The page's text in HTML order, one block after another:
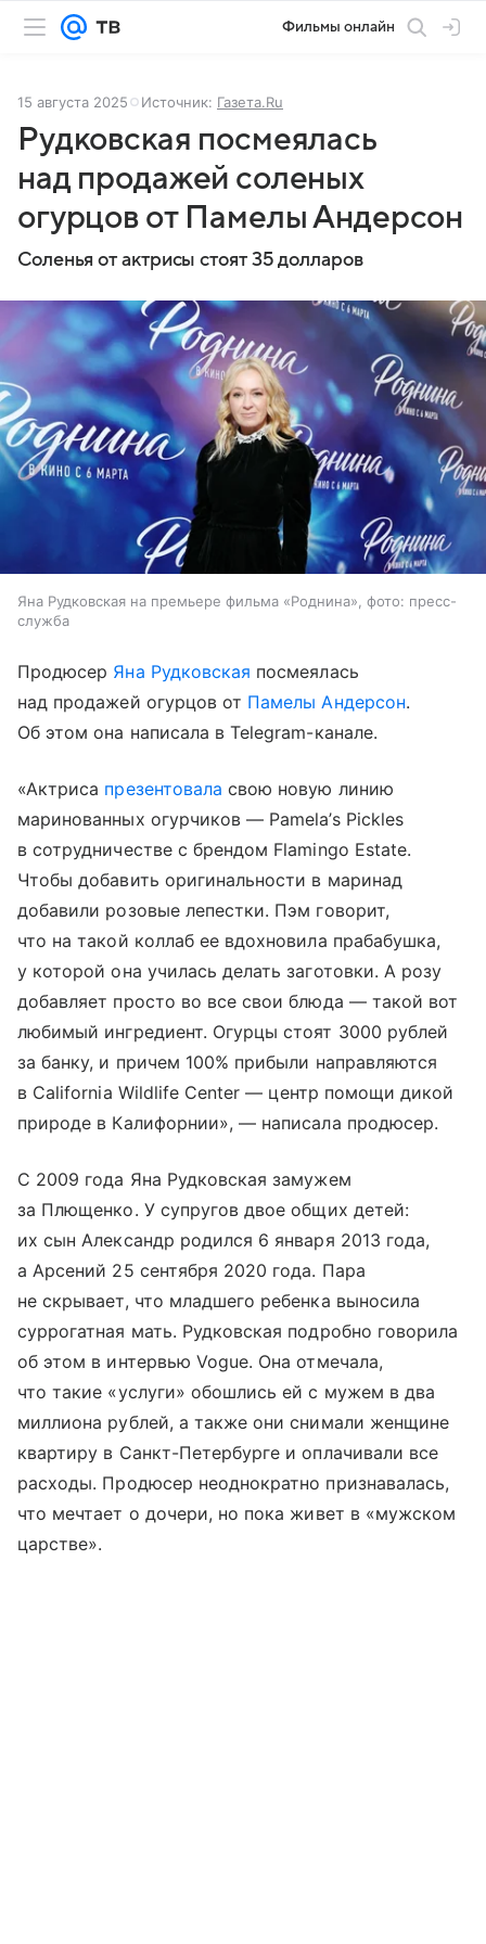
Фильмы онлайн
15 августа 2025 Источник: Газета.Ru
Рудковская посмеялась
над продажей соленых
огурцов от Памелы Андерсон
Соленья от актрисы стоят 35 долларов
Яна Рудковская на премьере фильма «Роднина», фото: пресс-
служба
Продюсер Яна Рудковская посмеялась
над продажей огурцов от Памелы Андерсон.
Об этом она написала в Telegram-канале.
«Актриса презентовала свою новую линию
маринованных огурчиков — Pamela’s Pickles
в сотрудничестве с брендом Flamingo Estate.
Чтобы добавить оригинальности в маринад
добавили розовые лепестки. Пэм говорит,
что на такой коллаб ее вдохновила прабабушка,
у которой она училась делать заготовки. А розу
добавляет просто во все свои блюда — такой вот
любимый ингредиент. Огурцы стоят 3000 рублей
за банку, и причем 100% прибыли направляются
в California Wildlife Center — центр помощи дикой
природе в Калифорнии», — написала продюсер.
С 2009 года Яна Рудковская замужем
за Плющенко. У супругов двое общих детей:
их сын Александр родился 6 января 2013 года,
а Арсений 25 сентября 2020 года. Пара
не скрывает, что младшего ребенка выносила
суррогатная мать. Рудковская подробно говорила
об этом в интервью Vogue. Она отмечала,
что такие «услуги» обошлись ей с мужем в два
миллиона рублей, а также они снимали женщине
квартиру в Санкт-Петербурге и оплачивали все
расходы. Продюсер неоднократно признавалась,
что мечтает о дочери, но пока живет в «мужском
царстве».